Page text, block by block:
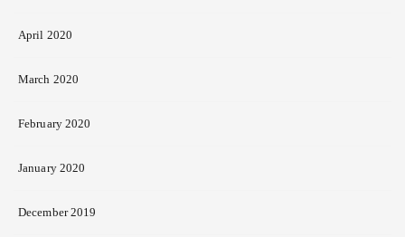
April 2020
March 2020
February 2020
January 2020
December 2019